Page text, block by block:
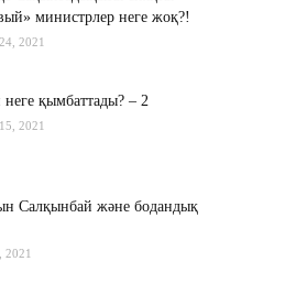
министрлер неге жоқ?!
2021
неге қымбаттады? – 2
2021
Салқынбай және бодандық
2021